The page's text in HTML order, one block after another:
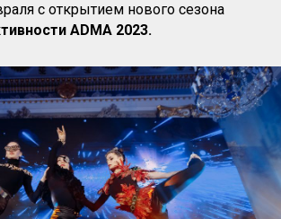
с открытием нового сезона
ADMA 2023.